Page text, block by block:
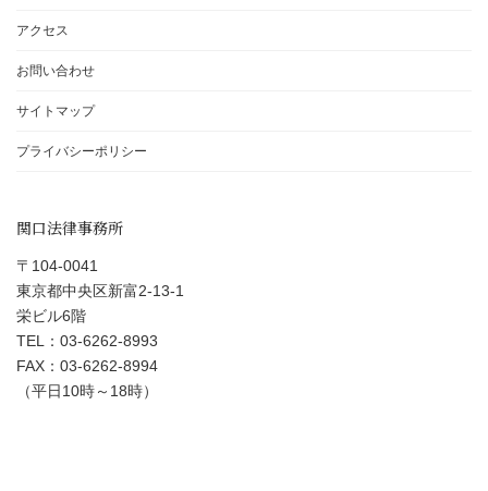
アクセス
お問い合わせ
サイトマップ
プライバシーポリシー
関口法律事務所
〒104-0041
東京都中央区新富2-13-1
栄ビル6階
TEL：03-6262-8993
FAX：03-6262-8994
（平日10時～18時）